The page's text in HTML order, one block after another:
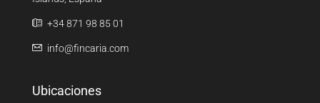
+34 871 98 85 01
info@fincaria.com
Ubicaciones